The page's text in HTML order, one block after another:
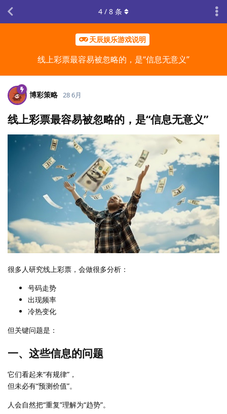
天辰娱乐游戏说明
线上彩票最容易被忽略的，是“信息无意义”
4 / 8 条
博彩策略 28 6月
线上彩票最容易被忽略的，是“信息无意义”
很多人研究线上彩票，会做很多分析：
号码走势
出现频率
冷热变化
但关键问题是：
一、这些信息的问题
它们看起来“有规律”，
但未必有“预测价值”。
人会自然把“重复”理解为“趋势”。